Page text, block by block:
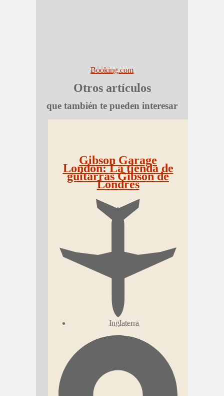
Booking.com
Otros artículos
que también te pueden interesar
Gibson Garage
London: La tienda de
guitarras Gibson de
Londres
Inglaterra